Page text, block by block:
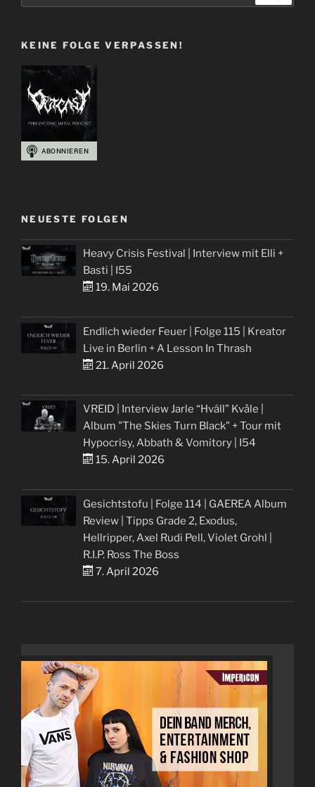
KEINE FOLGE VERPASSEN!
NEUESTE FOLGEN
Heavy Crisis Festival | Interview mit Elli +
Basti | I55
19. Mai 2026
Endlich wieder Feuer | Folge 115 | Kreator
Live in Berlin + A Lesson In Thrash
21. April 2026
VREID | Interview Jarle “Hváll” Kvåle |
Album "The Skies Turn Black" + Tour mit
Hypocrisy, Abbath & Vomitory | I54
15. April 2026
Gesichtstofu | Folge 114 | GAEREA Album
Review | Tipps Grade 2, Exodus,
Hellripper, Axel Rudi Pell, Violet Grohl |
R.I.P. Ross The Boss
7. April 2026